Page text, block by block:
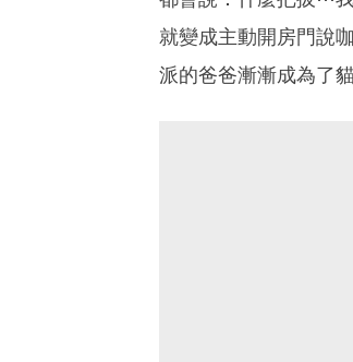
就變成主動開房門說
派的爸爸漸漸成為了